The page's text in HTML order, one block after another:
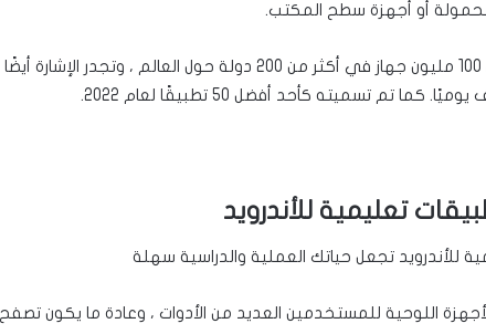
أو أجهزة سطح المكتب.
اليوم ، تم تثبيت CamScanner على أكثر من 100 مليون جهاز في أكثر من 200 دولة حول العالم ، وتجدر الإشارة أيضًا
اللوحية للمستخدمين العديد من الأدوات ، وعادة ما يكون تصفح